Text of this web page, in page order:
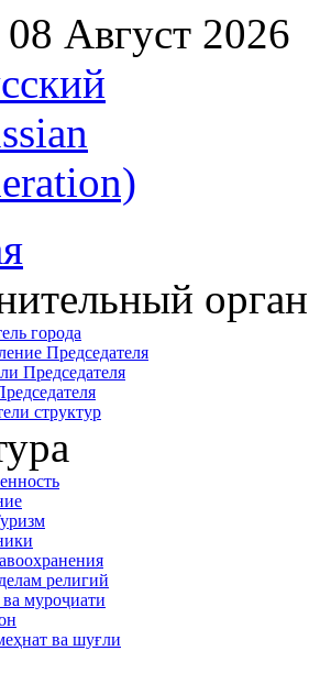
Август 2026
орган
города
Председателя
Председателя
структур
религий
муроҷиати
ва шуғли